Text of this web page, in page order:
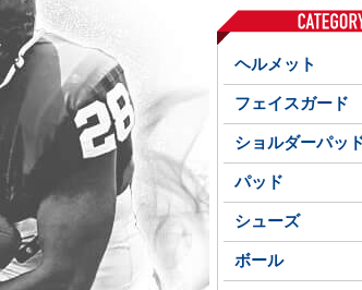
ヘルメット
フェイスガード
ショルダーパッ
パッド
シューズ
ボール